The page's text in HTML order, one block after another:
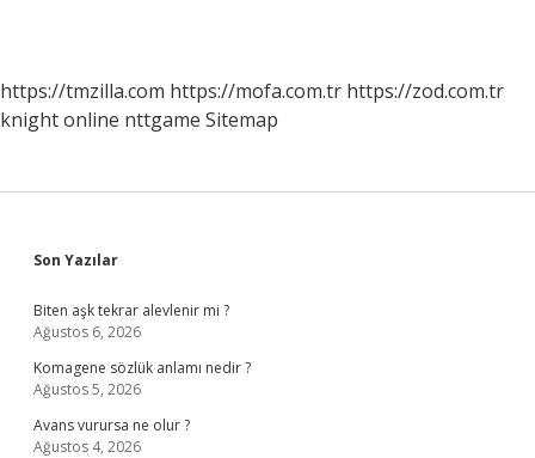
https://tmzilla.com https://mofa.com.tr https://zod.com.tr
knight online nttgame Sitemap
Sidebar
Son Yazılar
Biten aşk tekrar alevlenir mi ?
Ağustos 6, 2026
Komagene sözlük anlamı nedir ?
Ağustos 5, 2026
Avans vurursa ne olur ?
Ağustos 4, 2026